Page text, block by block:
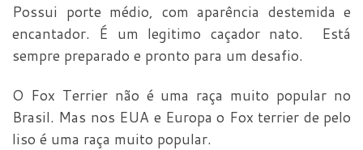
Possui porte médio, com aparência destemida e
encantador. É um legitimo caçador nato. Está
sempre preparado e pronto para um desafio.
O Fox Terrier não é uma raça muito popular no
Brasil. Mas nos EUA e Europa o Fox terrier de pelo
liso é uma raça muito popular.